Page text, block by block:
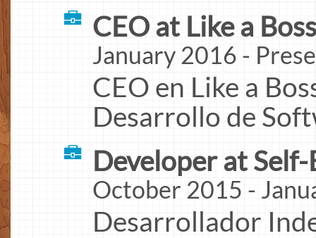
CEO at Like a Boss
January 2016 -
CEO en Like a
Desarrollo de
Developer at
October 2015 -
Desarrollador